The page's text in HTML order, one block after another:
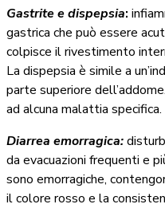
Gastrite e dispepsia:
gastrica che può essere
colpisce il rivestimento
La dispepsia è simile a
parte superiore
ad alcuna malattia specifica.
Diarrea emorragica:
da evacuazioni frequenti e
sono emorragiche,
il colore rosso e la